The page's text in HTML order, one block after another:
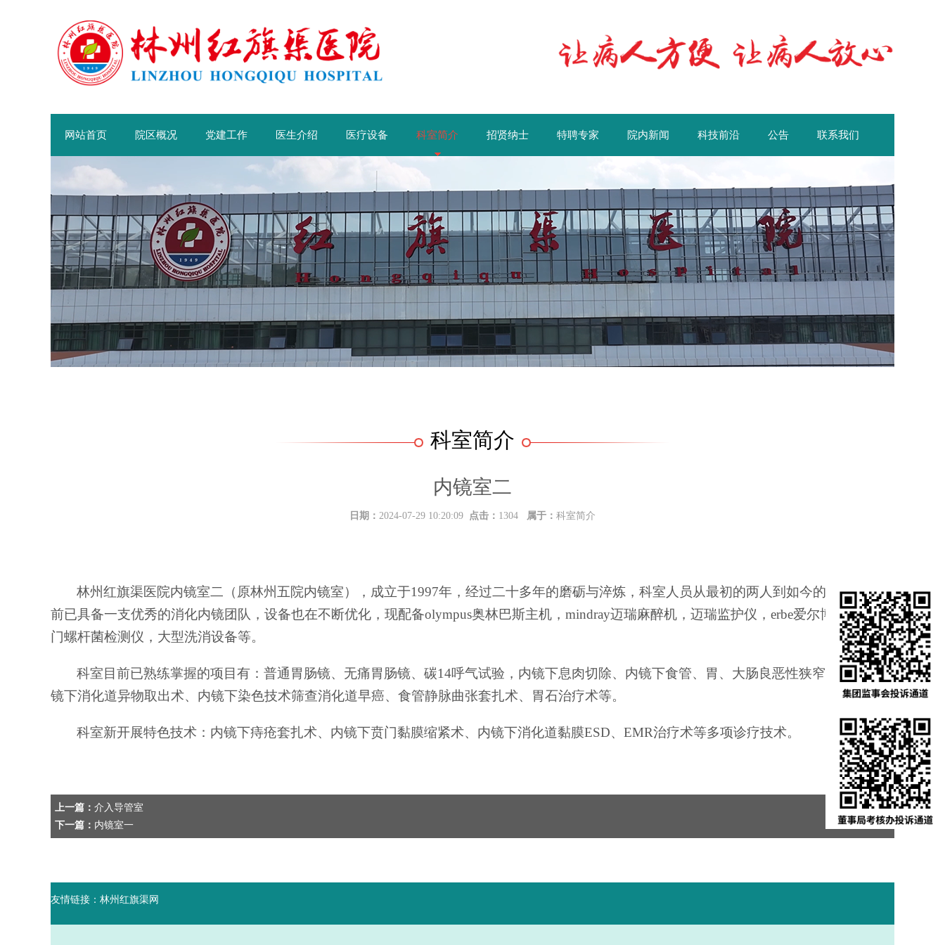
网站首页 院区概况 党建工作 医生介绍 医疗设备 科室简介 招贤纳士 特聘专家 院内新闻 科技前沿 公告 联系我们
科室简介
内镜室二
日期： 2024-07-29 10:20:09 点击： 1304 属于： 科室简介
林州红旗渠医院内镜室二（原林州五院内镜室），成立于1997年，经过二十多年的磨砺与淬炼，科室人员从最初的两人到如今的十余人，目
前已具备一支优秀的消化内镜团队，设备也在不断优化，现配备olympus奥林巴斯主机，mindray迈瑞麻醉机，迈瑞监护仪，erbe爱尔博电刀，幽
门螺杆菌检测仪，大型洗消设备等。
科室目前已熟练掌握的项目有：普通胃肠镜、无痛胃肠镜、碳14呼气试验，内镜下息肉切除、内镜下食管、胃、大肠良恶性狭窄扩张术、内
镜下消化道异物取出术、内镜下染色技术筛查消化道早癌、食管静脉曲张套扎术、胃石治疗术等。
科室新开展特色技术：内镜下痔疮套扎术、内镜下贲门黏膜缩紧术、内镜下消化道黏膜ESD、EMR治疗术等多项诊疗技术。
上一篇： 介入导管室
下一篇： 内镜室一
友情链接： 林州红旗渠网